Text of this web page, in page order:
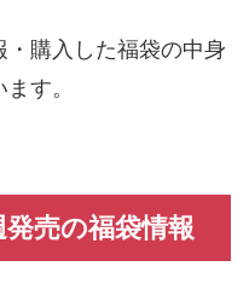
購入した福袋の中身
す。
売の福袋情報